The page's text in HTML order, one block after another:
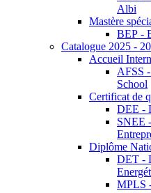
Albi
Mastère
BEP -
Catalogue 2025 -
Accueil
AFSS
School
Certificat de
DEE -
SNEE
Diplôme
DET -
MPLS